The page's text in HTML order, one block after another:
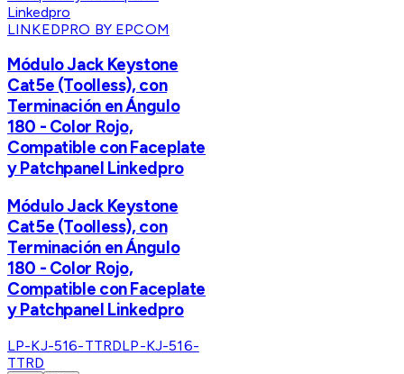
LINKEDPRO BY EPCOM
Módulo Jack Keystone
Cat5e (Toolless), con
Terminación en Ángulo
180 - Color Rojo,
Compatible con Faceplate
y Patchpanel Linkedpro
Módulo Jack Keystone
Cat5e (Toolless), con
Terminación en Ángulo
180 - Color Rojo,
Compatible con Faceplate
y Patchpanel Linkedpro
LP-KJ-516-TTRDLP-KJ-516-
TTRD